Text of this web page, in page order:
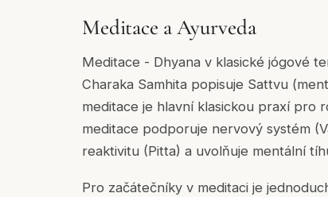
Meditace a Ayurveda
Meditace - Dhyana v klasické jógové
Charaka Samhita popisuje Sattvu
meditace je hlavní klasickou praxí pro
meditace podporuje nervový systém
reaktivitu (Pitta) a uvolňuje mentální
Pro začátečníky v meditaci je